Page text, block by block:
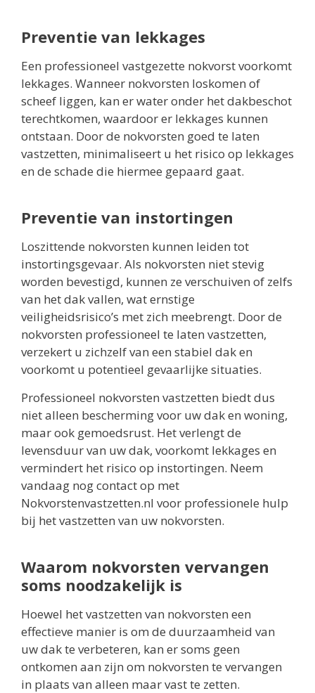
Preventie van lekkages
Een professioneel vastgezette nokvorst voorkomt
lekkages. Wanneer nokvorsten loskomen of
scheef liggen, kan er water onder het dakbeschot
terechtkomen, waardoor er lekkages kunnen
ontstaan. Door de nokvorsten goed te laten
vastzetten, minimaliseert u het risico op lekkages
en de schade die hiermee gepaard gaat.
Preventie van instortingen
Loszittende nokvorsten kunnen leiden tot
instortingsgevaar. Als nokvorsten niet stevig
worden bevestigd, kunnen ze verschuiven of zelfs
van het dak vallen, wat ernstige
veiligheidsrisico’s met zich meebrengt. Door de
nokvorsten professioneel te laten vastzetten,
verzekert u zichzelf van een stabiel dak en
voorkomt u potentieel gevaarlijke situaties.
Professioneel nokvorsten vastzetten biedt dus
niet alleen bescherming voor uw dak en woning,
maar ook gemoedsrust. Het verlengt de
levensduur van uw dak, voorkomt lekkages en
vermindert het risico op instortingen. Neem
vandaag nog contact op met
Nokvorstenvastzetten.nl voor professionele hulp
bij het vastzetten van uw nokvorsten.
Waarom nokvorsten vervangen
soms noodzakelijk is
Hoewel het vastzetten van nokvorsten een
effectieve manier is om de duurzaamheid van
uw dak te verbeteren, kan er soms geen
ontkomen aan zijn om nokvorsten te vervangen
in plaats van alleen maar vast te zetten.